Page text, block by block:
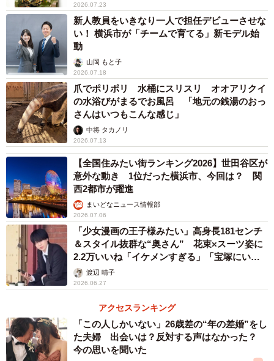
2026.07.23
新人教員をいきなり一人で担任デビューさせな
い！ 横浜市が「チームで育てる」新モデル始
動
山岡 もと子
2026.07.18
爪でポリポリ 水桶にスリスリ オオアリクイ
の水浴びがまるでお風呂 「地元の銭湯のおっ
さんはいつもこんな感じ」
中将 タカノリ
2026.07.13
【全国住みたい街ランキング2026】世田谷区が
意外な動き 1位だった横浜市、今回は？ 関
西2都市が躍進
まいどなニュース情報部
2026.07.06
「少女漫画の王子様みたい」高身長181センチ
＆スタイル抜群な“奥さん” 花束×スーツ姿に
2.2万いいね「イケメンすぎる」「宝塚にいた
ら推す」
渡辺 晴子
2026.06.27
アクセスランキング
「この人しかいない」26歳差の“年の差婚”をし
た夫婦 出会いは？反対する声はなかった？
今の思いを聞いた